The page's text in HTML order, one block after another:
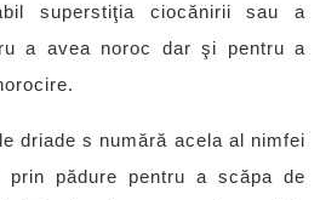
superstiţia ciocănirii sau a
a avea noroc dar şi pentru a
driade s numără acela al nimfei
prin pădure pentru a scăpa de